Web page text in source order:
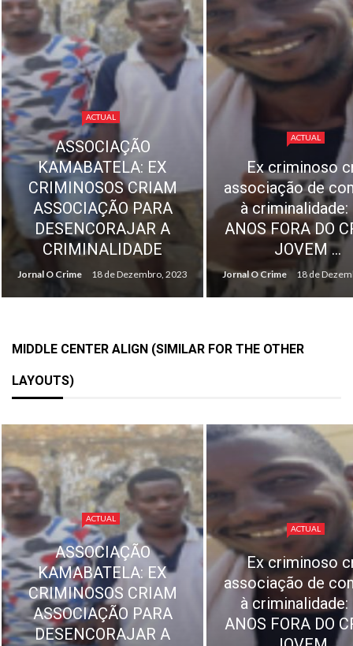
ACTUAL
Ex criminoso cria
associação de combate
à criminalidade: HÁ
ANOS FORA DO CRIME,
JOVEM ...
Jornal O Crime 18 de Dezembro, 2023
EX-
DA
PAGAMENTO
Jornal O Crime 18 de
MIDDLE CENTER ALIGN (SIMILAR FOR THE OTHER
LAYOUTS)
ACTUAL
Ex criminoso cria
associação de combate
à criminalidade: HÁ
ANOS FORA DO CRIME,
ACTUAL
EX-
DA